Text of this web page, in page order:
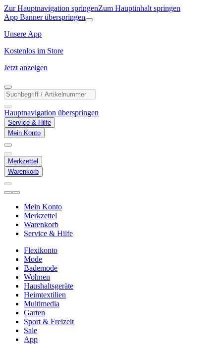
Zur Hauptnavigation springenZum Hauptinhalt springen
App Banner überspringen
Unsere App
Kostenlos im Store
Jetzt anzeigen
Hauptnavigation überspringen
Service & Hilfe
Mein Konto
Merkzettel
Warenkorb
Mein Konto
Merkzettel
Warenkorb
Service & Hilfe
Flexikonto
Mode
Bademode
Wohnen
Haushaltsgeräte
Heimtextilien
Multimedia
Garten
Sport & Freizeit
Sale
App